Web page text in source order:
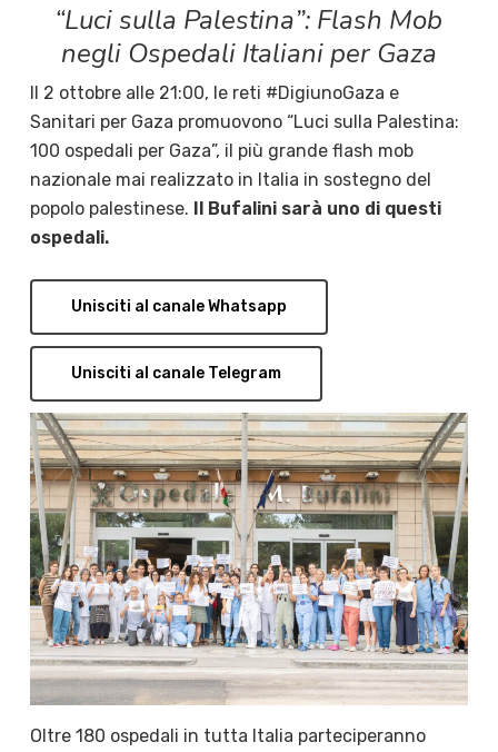
“Luci sulla Palestina”: Flash Mob
negli Ospedali Italiani per Gaza
Il 2 ottobre alle 21:00, le reti #DigiunoGaza e
Sanitari per Gaza promuovono “Luci sulla Palestina:
100 ospedali per Gaza”, il più grande flash mob
nazionale mai realizzato in Italia in sostegno del
popolo palestinese. Il Bufalini sarà uno di questi
ospedali.
Unisciti al canale Whatsapp
Unisciti al canale Telegram
Oltre 180 ospedali in tutta Italia parteciperanno